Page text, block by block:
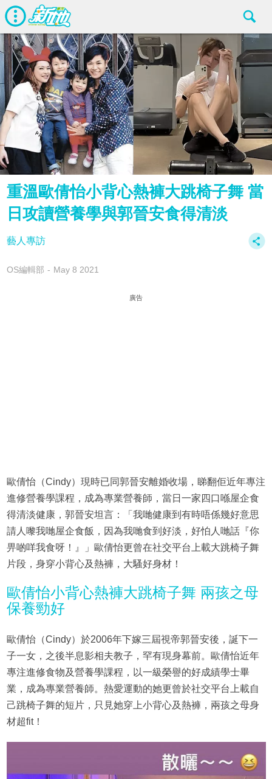
重溫歐倩怡小背心熱褲大跳椅子舞 當
日攻讀營養學與郭晉安食得清淡
藝人專訪
OS編輯部 May 8 2021
廣告
歐倩怡（Cindy）現時已同郭晉安離婚收場，睇翻佢近年專注
進修營養學課程，成為專業營養師，當日一家四口喺屋企食
得清淡健康，郭晉安坦言：「我哋健康到有時唔係幾好意思
請人嚟我哋屋企食飯，因為我哋食到好淡，好怕人哋話『你
畀啲咩我食呀！』」歐倩怡更曾在社交平台上載大跳椅子舞
片段，身穿小背心及熱褲，大騷好身材！
歐倩怡小背心熱褲大跳椅子舞 兩孩之母
保養勁好
歐倩怡（Cindy）於2006年下嫁三屆視帝郭晉安後，誕下一
子一女，之後半息影相夫教子，罕有現身幕前。歐倩怡近年
專注進修食物及營養學課程，以一級榮譽的好成績學士畢
業，成為專業營養師。熱愛運動的她更曾於社交平台上載自
己跳椅子舞的短片，只見她穿上小背心及熱褲，兩孩之母身
材超fit！